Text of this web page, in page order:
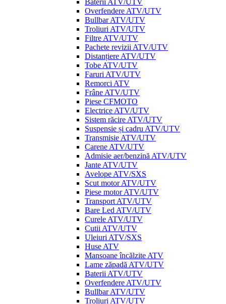
Baterii ATV/UTV
Overfendere ATV/UTV
Bullbar ATV/UTV
Troliuri ATV/UTV
Filtre ATV/UTV
Pachete revizii ATV/UTV
Distanțiere ATV/UTV
Tobe ATV/UTV
Faruri ATV/UTV
Remorci ATV
Frâne ATV/UTV
Piese CFMOTO
Electrice ATV/UTV
Sistem răcire ATV/UTV
Suspensie și cadru ATV/UTV
Transmisie ATV/UTV
Carene ATV/UTV
Admisie aer/benzină ATV/UTV
Jante ATV/UTV
Avelope ATV/SXS
Scut motor ATV/UTV
Piese motor ATV/UTV
Transport ATV/UTV
Bare Led ATV/UTV
Curele ATV/UTV
Cutii ATV/UTV
Uleiuri ATV/SXS
Huse ATV
Mansoane încălzite ATV
Lame zăpadă ATV/UTV
Baterii ATV/UTV
Overfendere ATV/UTV
Bullbar ATV/UTV
Troliuri ATV/UTV